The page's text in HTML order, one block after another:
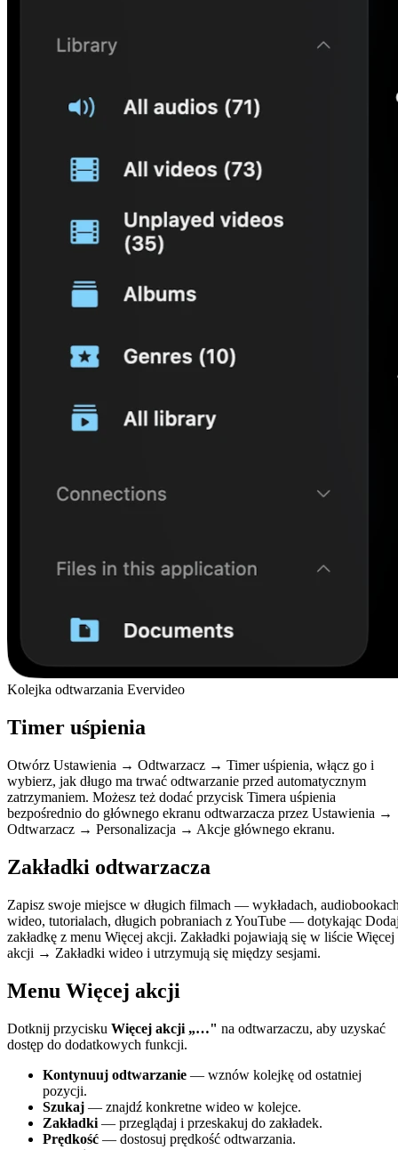
Kolejka odtwarzania Evervideo
Timer uśpienia
Otwórz Ustawienia → Odtwarzacz → Timer uśpienia, włącz go i
wybierz, jak długo ma trwać odtwarzanie przed automatycznym
zatrzymaniem. Możesz też dodać przycisk Timera uśpienia
bezpośrednio do głównego ekranu odtwarzacza przez Ustawienia →
Odtwarzacz → Personalizacja → Akcje głównego ekranu.
Zakładki odtwarzacza
Zapisz swoje miejsce w długich filmach — wykładach,
wideo, tutorialach, długich pobraniach z YouTube — dotykając
zakładkę z menu Więcej akcji. Zakładki pojawiają się w liście Więcej
akcji → Zakładki wideo i utrzymują się między sesjami.
Menu Więcej akcji
Dotknij przycisku Więcej akcji „…" na odtwarzaczu, aby uzyskać
dostęp do dodatkowych funkcji.
Kontynuuj odtwarzanie — wznów kolejkę od ostatniej
pozycji.
Szukaj — znajdź konkretne wideo w kolejce.
Zakładki — przeglądaj i przeskakuj do zakładek.
Prędkość — dostosuj prędkość odtwarzania.